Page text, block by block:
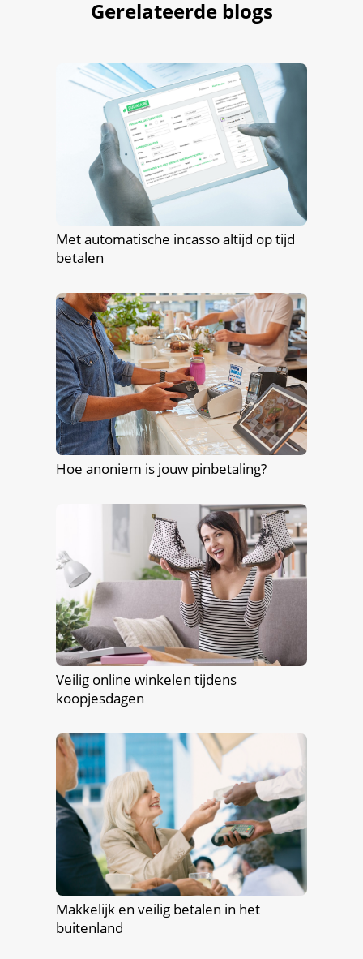
Gerelateerde blogs
Met automatische incasso altijd op tijd
betalen
Hoe anoniem is jouw pinbetaling?
Veilig online winkelen tijdens
koopjesdagen
Makkelijk en veilig betalen in het
buitenland